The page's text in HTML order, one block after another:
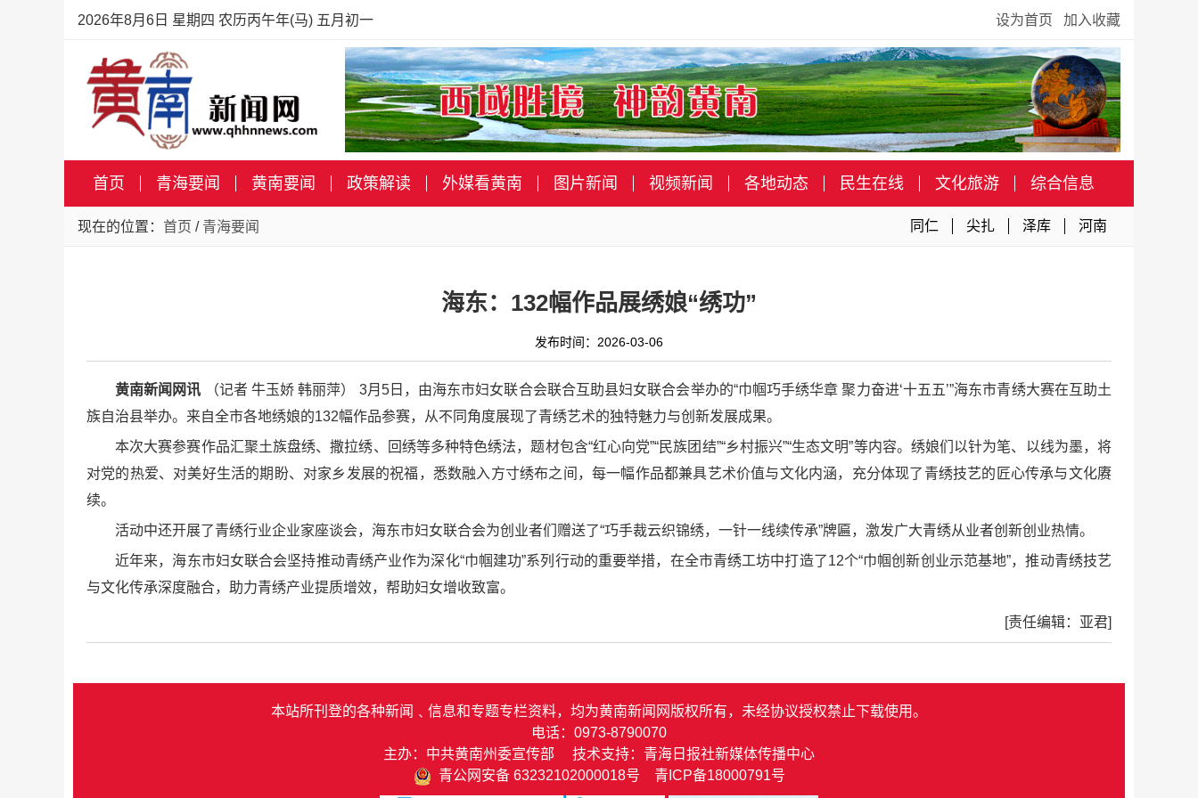
2026年8月6日 星期四 农历丙午年(马) 五月初一 设为首页 加入收藏
首页 青海要闻 黄南要闻 政策解读 外媒看黄南 图片新闻 视频新闻 各地动态 民生在线 文化旅游 综合信息
现在的位置： 首页 / 青海要闻 同仁 尖扎 泽库 河南
海东：132幅作品展绣娘“绣功”
发布时间：2026-03-06
黄南新闻网讯 （记者 牛玉娇 韩丽萍） 3月5日，由海东市妇女联合会联合互助县妇女联合会举办的“巾帼巧手绣华章 聚力奋进‘十五五’”海东市青绣大赛在互助土
族自治县举办。来自全市各地绣娘的132幅作品参赛，从不同角度展现了青绣艺术的独特魅力与创新发展成果。
本次大赛参赛作品汇聚土族盘绣、撒拉绣、回绣等多种特色绣法，题材包含“红心向党”“民族团结”“乡村振兴”“生态文明”等内容。绣娘们以针为笔、以线为墨，将
对党的热爱、对美好生活的期盼、对家乡发展的祝福，悉数融入方寸绣布之间，每一幅作品都兼具艺术价值与文化内涵，充分体现了青绣技艺的匠心传承与文化赓
续。
活动中还开展了青绣行业企业家座谈会，海东市妇女联合会为创业者们赠送了“巧手裁云织锦绣，一针一线续传承”牌匾，激发广大青绣从业者创新创业热情。
近年来，海东市妇女联合会坚持推动青绣产业作为深化“巾帼建功”系列行动的重要举措，在全市青绣工坊中打造了12个“巾帼创新创业示范基地”，推动青绣技艺
与文化传承深度融合，助力青绣产业提质增效，帮助妇女增收致富。
[责任编辑：亚君]
本站所刊登的各种新闻﹑信息和专题专栏资料，均为黄南新闻网版权所有，未经协议授权禁止下载使用。
电话：0973-8790070
主办：中共黄南州委宣传部 技术支持：青海日报社新媒体传播中心
青公网安备 63232102000018号
青ICP备18000791号